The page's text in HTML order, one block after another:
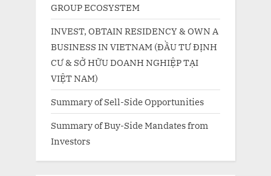
GROUP ECOSYSTEM
INVEST, OBTAIN RESIDENCY & OWN A
BUSINESS IN VIETNAM (ĐẦU TƯ ĐỊNH
CƯ & SỞ HỮU DOANH NGHIỆP TẠI
VIỆT NAM)
Summary of Sell-Side Opportunities
Summary of Buy-Side Mandates from
Investors